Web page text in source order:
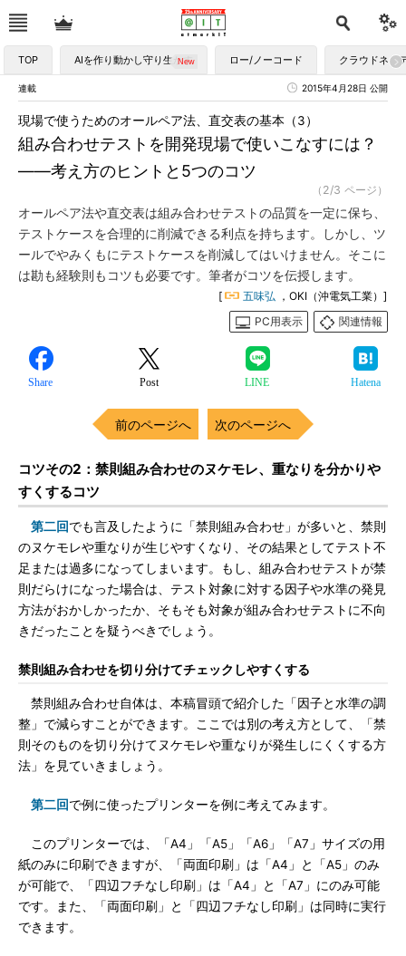
TOP AIを作り動かし守り生かす ロー/ノーコード クラウドネイ
連載 2015年4月28日 公開
組み合わせテストを開発現場で使いこなすには？
――考え方のヒントと5つのコツ
現場で使うためのオールペア法、直交表の基本（3）
（2/3 ページ）
オールペア法や直交表は組み合わせテストの品質を一定に保ち、
テストケースを合理的に削減できる利点を持ちます。しかし、ツ
ールでやみくもにテストケースを削減してはいけません。そこに
は勘も経験則もコツも必要です。筆者がコツを伝授します。
[ 五味弘 ，OKI（沖電気工業）]
PC用表示
関連情報
Share Post LINE Hatena
前のページへ 次のページへ
コツその2：禁則組み合わせのヌケモレ、重なりを分かりや
すくするコツ
第二回でも言及したように「禁則組み合わせ」が多いと、禁則
のヌケモレや重なりが生じやすくなり、その結果としてテスト不
足または過多になってしまいます。もし、組み合わせテストが禁
則だらけになった場合は、テスト対象に対する因子や水準の発見
方法がおかしかったか、そもそも対象が組み合わせテストに不向
きだったことを疑うべきでしょう。
禁則組み合わせを切り分けてチェックしやすくする
禁則組み合わせ自体は、本稿冒頭で紹介した「因子と水準の調
整」で減らすことができます。ここでは別の考え方として、「禁
則そのものを切り分けてヌケモレや重なりが発生しにくくする方
法」を見ていきましょう。
第二回で例に使ったプリンターを例に考えてみます。
このプリンターでは、「A4」「A5」「A6」「A7」サイズの用
紙のみに印刷できますが、「両面印刷」は「A4」と「A5」のみ
が可能で、「四辺フチなし印刷」は「A4」と「A7」にのみ可能
です。また、「両面印刷」と「四辺フチなし印刷」は同時に実行
できます。